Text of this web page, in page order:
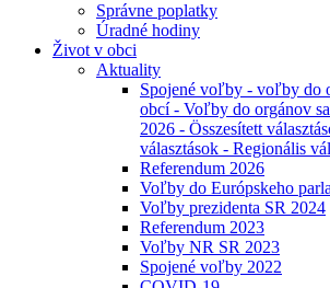
Správne poplatky
Úradné hodiny
Život v obci
Aktuality
Spojené voľby - voľby do
obcí - Voľby do orgánov
2026 - Összesített
választások - Regionális
Referendum 2026
Voľby do Európskeho
Voľby prezidenta SR 2024
Referendum 2023
Voľby NR SR 2023
Spojené voľby 2022